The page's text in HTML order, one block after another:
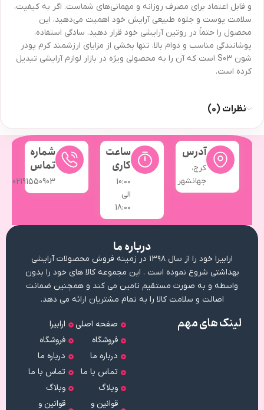
و قابل اعتماد برای مصرف روزانه و مهمانی‌های شماست. اگر به کیفیت،
سلامت پوست و جلوه طبیعی آرایش خود اهمیت می‌دهید، این
محصول را حتماً در روتین آرایشی خود قرار دهید. سادگی استفاده،
پوشانندگی مناسب و دوام بالا، تنها بخشی از مزایای ارزشمند کرم پودر
شون S03 است که آن را به محصولی ویژه در بازار لوازم آرایشی تبدیل
کرده است.
نظرات (0)
آدرس
کرج،
جهانشهر
ساعت
کاری
10:۰۰
الی
18:۰۰
شماره
تماس
02191550903
لینک های مهم
صفحه اصلی
فروشگاه
درباره ما
تماس با ما
وبلاگ
قوانین و
ارابیرا
فروشگاه
درباره ما
تماس با ما
وبلاگ
قوانین و
درباره ما
ارابیرا خود را از سال ۱۳۹۸ در زمینه فروش محصولات آرایشی
بهداشتی شروع نموده است . این مجموعه کالا های خود را بدون
واسطه و به صورت مستقیم تامین می کند و همچنین ضمانت
اصالت و سلامت کالا را به تمام مشتریان ارائه می دهد.